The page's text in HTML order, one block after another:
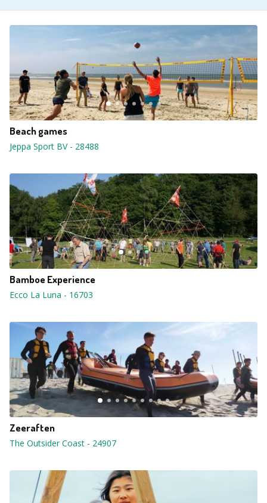
Beach games
Jeppa Sport BV- 28488
Bamboe Experience
Ecco La Luna - 16703
Zeeraften
The Outsider Coast - 24907